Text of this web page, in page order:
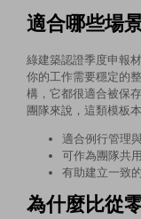
適合哪些場
綠建築認證季度申報
你的工作需要穩定的
構，它都很適合被保
團隊來說，這類模板
適合例行管理
可作為團隊共
有助建立一致
為什麼比從